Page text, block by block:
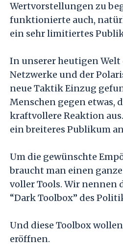
Wertvorstellungen zu
funktionierte auch,
ein sehr limitiertes
In unserer heutigen Welt
Netzwerke und der
neue Taktik Einzug
Menschen gegen etwas,
kraftvollere Reaktion
ein breiteres Publikum
Um die gewünschte
braucht man einen
voller Tools. Wir nennen
“Dark Toolbox” des
Und diese Toolbox
eröffnen.